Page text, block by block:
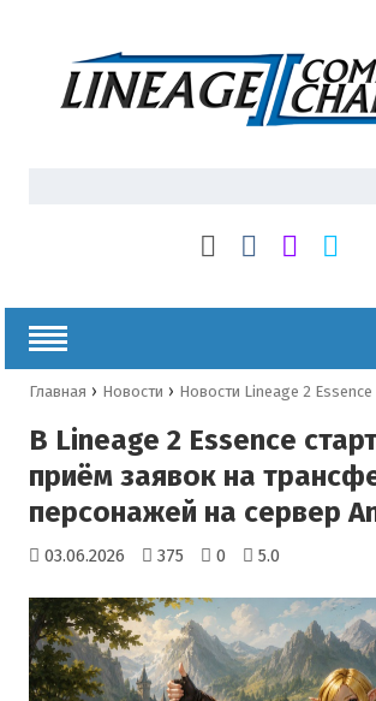
Главная › Новости › Новости Lineage 2 Essence
В Lineage 2 Essence
приём заявок на
персонажей на сервер
03.06.2026 375 0 5.0